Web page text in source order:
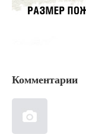
Комментарии